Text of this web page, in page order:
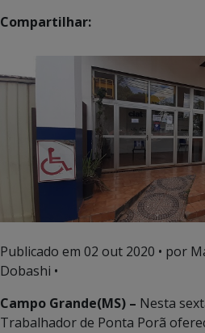
Compartilhar:
Publicado em 02 out 2020 • por
Dobashi •
Campo Grande(MS) – Nesta
Trabalhador de Ponta Porã